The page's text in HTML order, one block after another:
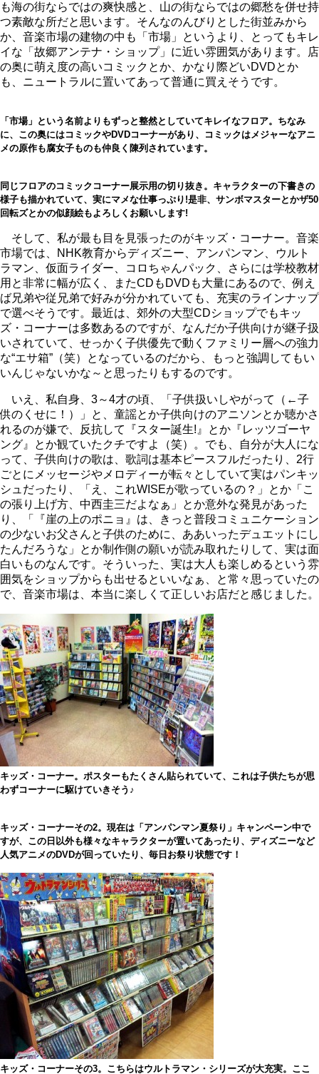
も海の街ならではの爽快感と、山の街ならではの郷愁を併せ持
つ素敵な所だと思います。そんなのんびりとした街並みから
か、音楽市場の建物の中も「市場」というより、とってもキレ
イな「故郷アンテナ・ショップ」に近い雰囲気があります。店
の奥に萌え度の高いコミックとか、かなり際どいDVDとか
も、ニュートラルに置いてあって普通に買えそうです。
「市場」という名前よりもずっと整然としていてキレイなフロア。ちなみ
に、この奥にはコミックやDVDコーナーがあり、コミックはメジャーなアニ
メの原作も腐女子ものも仲良く陳列されています。
同じフロアのコミックコーナー展示用の切り抜き。キャラクターの下書きの
様子も描かれていて、実にマメな仕事っぷり!是非、サンボマスターとかザ50
回転ズとかの似顔絵もよろしくお願いします!
そして、私が最も目を見張ったのがキッズ・コーナー。音楽
市場では、NHK教育からディズニー、アンパンマン、ウルト
ラマン、仮面ライダー、コロちゃんパック、さらには学校教材
用と非常に幅が広く、またCDもDVDも大量にあるので、例え
ば兄弟や従兄弟で好みが分かれていても、充実のラインナップ
で選べそうです。最近は、郊外の大型CDショップでもキッ
ズ・コーナーは多数あるのですが、なんだか子供向けが継子扱
いされていて、せっかく子供優先で動くファミリー層への強力
な“エサ箱”（笑）となっているのだから、もっと強調してもい
いんじゃないかな～と思ったりもするのです。
いえ、私自身、3～4才の頃、「子供扱いしやがって（←子
供のくせに！）」と、童謡とか子供向けのアニソンとか聴かさ
れるのが嫌で、反抗して『スター誕生!』とか『レッツゴーヤ
ング』とか観ていたクチですよ（笑）。でも、自分が大人にな
って、子供向けの歌は、歌詞は基本ピースフルだったり、2行
ごとにメッセージやメロディーが転々としていて実はパンキッ
シュだったり、「え、これWISEが歌っているの？」とか「こ
の張り上げ方、中西圭三だよなぁ」とか意外な発見があった
り、「『崖の上のポニョ』は、きっと普段コミュニケーション
の少ないお父さんと子供のために、ああいったデュエットにし
たんだろうな」とか制作側の願いが読み取れたりして、実は面
白いものなんです。そういった、実は大人も楽しめるという雰
囲気をショップからも出せるといいなぁ、と常々思っていたの
で、音楽市場は、本当に楽しくて正しいお店だと感じました。
キッズ・コーナー。ポスターもたくさん貼られていて、これは子供たちが思
わずコーナーに駆けていきそう♪
キッズ・コーナーその2。現在は「アンパンマン夏祭り」キャンペーン中で
すが、この日以外も様々なキャラクターが置いてあったり、ディズニーなど
人気アニメのDVDが回っていたり、毎日お祭り状態です！
キッズ・コーナーその3。こちらはウルトラマン・シリーズが大充実。ここ